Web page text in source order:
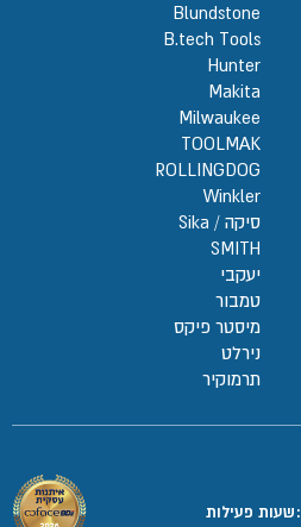
Blundstone
B.tech Tools
Hunter
Makita
Milwaukee
TOOLMAK
ROLLINGDOG
Winkler
סיקה / Sika
SMITH
יעקבי
טמבור
מיסטר פיקס
נירלט
תרמוקיר
:שעות פעילות